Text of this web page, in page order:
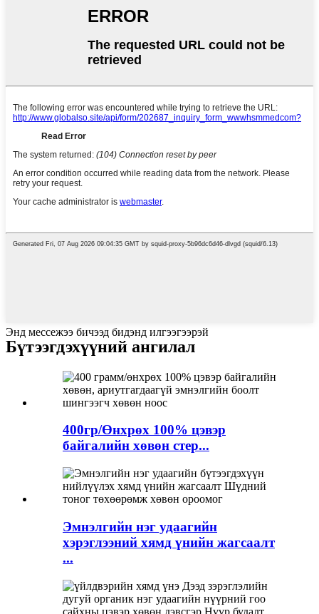
Энд мессежээ бичээд бидэнд илгээгээрэй
Бүтээгдэхүүний ангилал
400гр/Өнхрөх 100% цэвэр
байгалийн хөвөн стер...
Эмнэлгийн нэг удаагийн
хэрэглээний хямд үнийн жагсаалт
...